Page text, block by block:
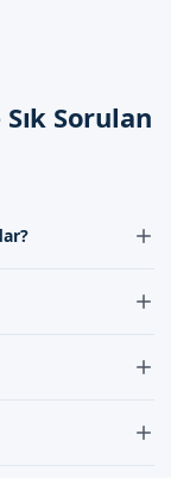
gerekenler
ve kuru
Sorulan
uzman
İşlemden sonra
farklı teknikler